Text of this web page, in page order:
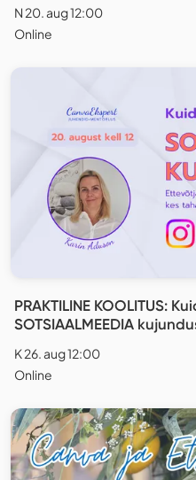
N 20. aug 12:00
Online
PRAKTILINE KOOLITUS:
SOTSIAALMEEDIA
K 26. aug 12:00
Online